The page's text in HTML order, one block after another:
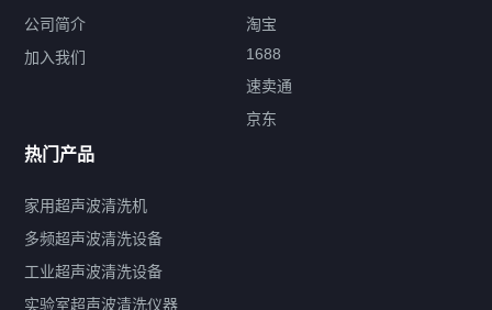
产品标签
鼓泡 升降 抛动
带加热
功率可调
双波脱气
机械旋钮系列
厨具清洗机
超声波振板
公司简介
加入我们
淘宝
1688
速卖通
京东
热门产品
家用超声波清洗机
多频超声波清洗设备
工业超声波清洗设备
实验室超声波清洗仪器